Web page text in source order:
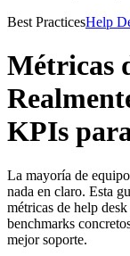
Best PracticesHelp
Métricas
KPIs
La mayoría de
nada en claro. Esta
métricas de help
benchmarks
mejor soporte.